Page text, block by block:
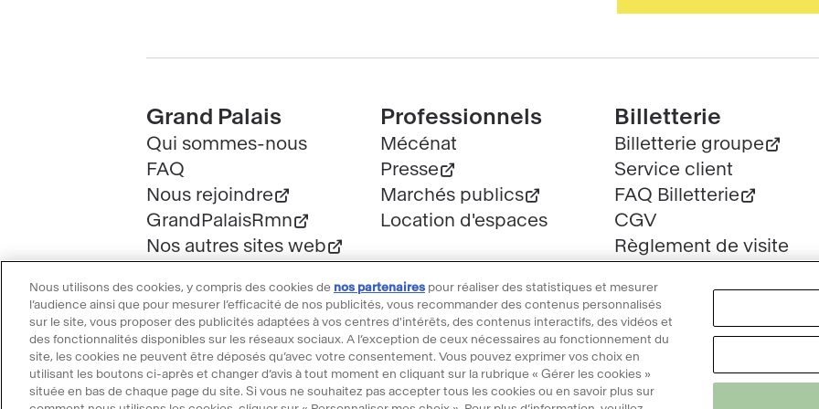
Pied
de
page
Grand Palais
Qui sommes-nous
FAQ
Nous rejoindre
GrandPalaisRmn
Nos autres sites web
Professionnels
Mécénat
Presse
Marchés publics
Location d'espaces
Billetterie
Billetterie groupe
Service client
FAQ Billetterie
CGV
Règlement de visite
Menu
@2025 - Tous droits réservés Mentions légales Données personnelles Politique cookies
Propriété intellectuelle & crédits
Plan du site
Nous utilisons des cookies, y compris des cookies de nos partenaires pour réaliser des statistiques et mesurer
l’audience ainsi que pour mesurer l’efficacité de nos publicités, vous recommander des contenus personnalisés
sur le site, vous proposer des publicités adaptées à vos centres d'intérêts, des contenus interactifs, des vidéos et
des fonctionnalités disponibles sur les réseaux sociaux. A l’exception de ceux nécessaires au fonctionnement du
site, les cookies ne peuvent être déposés qu’avec votre consentement. Vous pouvez exprimer vos choix en
utilisant les boutons ci-après et changer d’avis à tout moment en cliquant sur la rubrique « Gérer les cookies »
située en bas de chaque page du site. Si vous ne souhaitez pas accepter tous les cookies ou en savoir plus sur